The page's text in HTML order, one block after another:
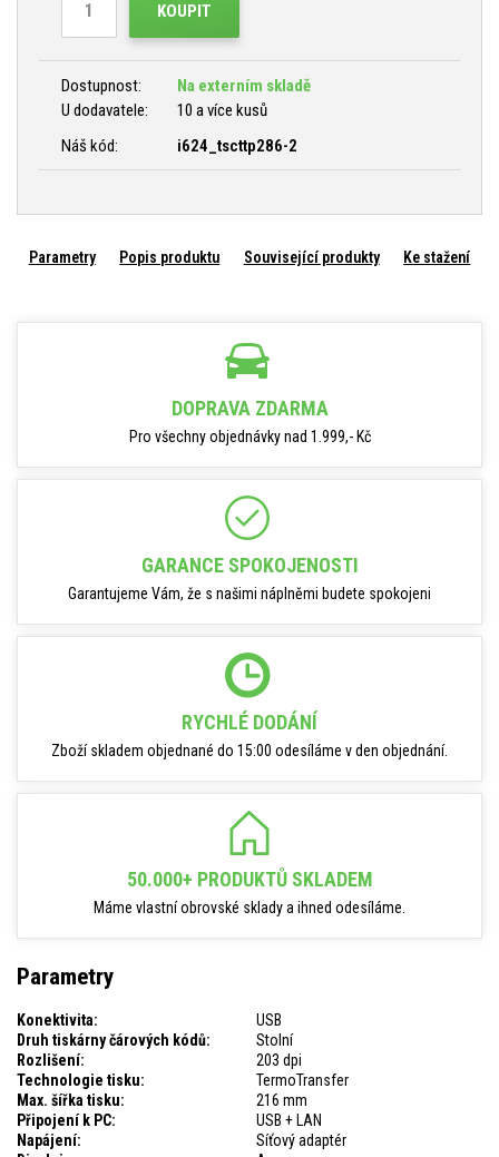
KOUPIT
Dostupnost:
Na externím skladě
U dodavatele:
10 a více kusů
Náš kód:
i624_tscttp286-2
Parametry Popis produktu Související produkty Ke stažení
DOPRAVA ZDARMA
Pro všechny objednávky nad 1.999,- Kč
GARANCE SPOKOJENOSTI
Garantujeme Vám, že s našimi náplněmi budete spokojeni
RYCHLÉ DODÁNÍ
Zboží skladem objednané do 15:00 odesíláme v den objednání.
50.000+ PRODUKTŮ SKLADEM
Máme vlastní obrovské sklady a ihned odesíláme.
Parametry
Konektivita:
USB
Druh tiskárny čárových kódů:
Stolní
Rozlišení:
203 dpi
Technologie tisku:
TermoTransfer
Max. šířka tisku:
216 mm
Připojení k PC:
USB + LAN
Napájení:
Síťový adaptér